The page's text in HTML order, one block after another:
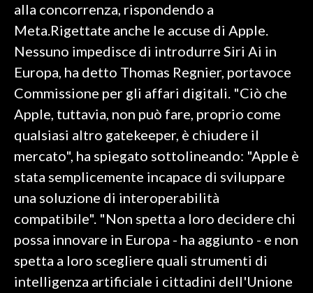
ANNUNCI
NECROLOGI
PUBBLICITÀ
SPIAGGE
STORE
alla concorrenza, rispondendo a
Meta.Rigettate anche le accuse di Apple.
Nessuno impedisce di introdurre Siri Ai in
Europa, ha detto Thomas Regnier, portavoce
Commissione per gli affari digitali. "Ciò che
Apple, tuttavia, non può fare, proprio come
qualsiasi altro gatekeeper, è chiudere il
mercato", ha spiegato sottolineando: "Apple è
stata semplicemente incapace di sviluppare
una soluzione di interoperabilità
compatibile". "Non spetta a loro decidere chi
possa innovare in Europa - ha aggiunto - e non
spetta a loro scegliere quali strumenti di
intelligenza artificiale i cittadini dell'Unione